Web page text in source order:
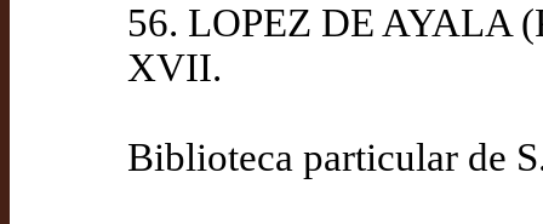
56. LOPEZ DE AYALA
XVII.
Biblioteca particular de